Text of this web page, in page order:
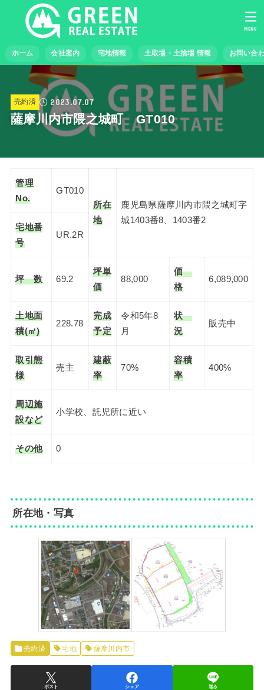
ホーム 会社案内 宅地情報 土取場・土捨場 情報 お問い合
MENU
売約済 2023.07.07
薩摩川内市隈之城町 GT010
管理
No.
GT010
所在
地
鹿児島県薩摩川内市隈之城町字
城1403番8、1403番2
宅地番
号
UR.2R
坪 数 69.2
坪単
価
88,000
価
格
6,089,000
土地面
積(㎥)
228.78
完成
予定
令和5年8
月
状
況
販売中
取引態
様
売主
建蔽
率
70%
容積
率
400%
周辺施
設など
小学校、託児所に近い
その他 0
所在地・写真
売約済 宅地 薩摩川内市
ポスト シェア 送る